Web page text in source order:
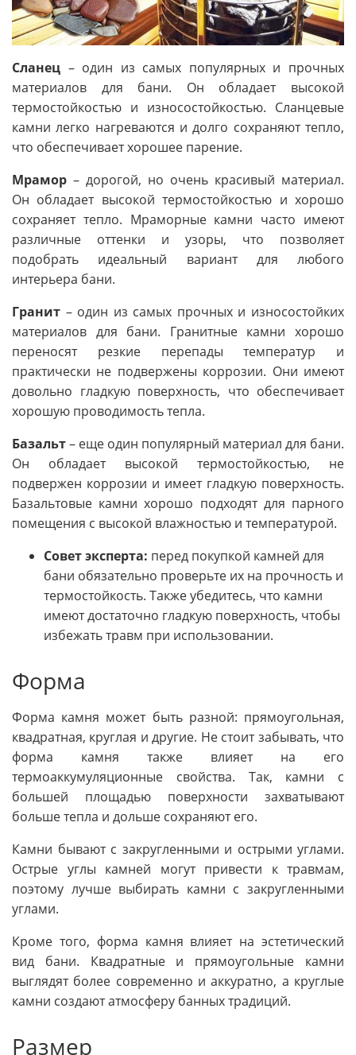
Сланец – один из самых популярных и прочных
материалов для бани. Он обладает высокой
термостойкостью и износостойкостью. Сланцевые
камни легко нагреваются и долго сохраняют тепло,
что обеспечивает хорошее парение.
Мрамор – дорогой, но очень красивый материал.
Он обладает высокой термостойкостью и хорошо
сохраняет тепло. Мраморные камни часто имеют
различные оттенки и узоры, что позволяет
подобрать идеальный вариант для любого
интерьера бани.
Гранит – один из самых прочных и износостойких
материалов для бани. Гранитные камни хорошо
переносят резкие перепады температур и
практически не подвержены коррозии. Они имеют
довольно гладкую поверхность, что обеспечивает
хорошую проводимость тепла.
Базальт– еще один популярный материал для бани.
Он обладает высокой термостойкостью, не
подвержен коррозии и имеет гладкую поверхность.
Базальтовые камни хорошо подходят для парного
помещения с высокой влажностью и температурой.
Совет эксперта: перед покупкой камней для
бани обязательно проверьте их на прочность и
термостойкость. Также убедитесь, что камни
имеют достаточно гладкую поверхность, чтобы
избежать травм при использовании.
Форма
Форма камня может быть разной: прямоугольная,
квадратная, круглая и другие. Не стоит забывать, что
форма камня также влияет на его
термоаккумуляционные свойства. Так, камни с
большей площадью поверхности захватывают
больше тепла и дольше сохраняют его.
Камни бывают с закругленными и острыми углами.
Острые углы камней могут привести к травмам,
поэтому лучше выбирать камни с закругленными
углами.
Кроме того, форма камня влияет на эстетический
вид бани. Квадратные и прямоугольные камни
выглядят более современно и аккуратно, а круглые
камни создают атмосферу банных традиций.
Размер